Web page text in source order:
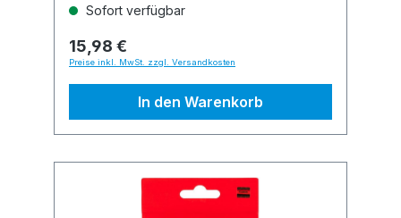
Sofort verfügbar
15,98 €
Preise inkl. MwSt. zzgl. Versandkosten
In den Warenkorb